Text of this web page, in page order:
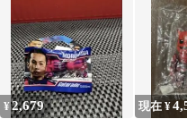
400％
¥2,679 現在 ¥